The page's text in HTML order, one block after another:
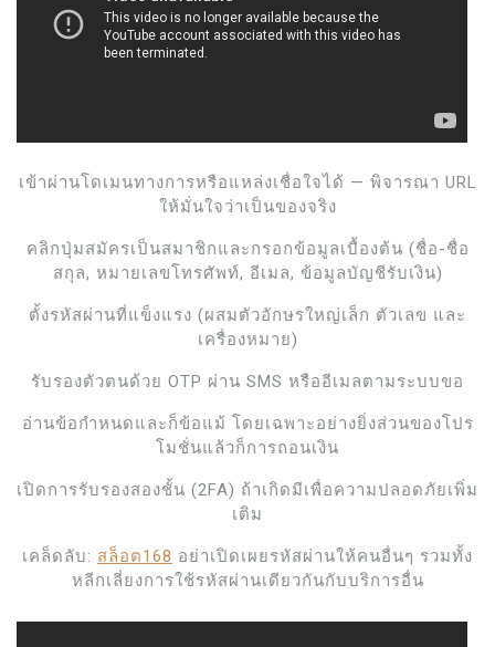
เข้าผ่านโดเมนทางการหรือแหล่งเชื่อใจได้ — พิจารณา URL
ให้มั่นใจว่าเป็นของจริง
คลิกปุ่มสมัครเป็นสมาชิกและกรอกข้อมูลเบื้องต้น (ชื่อ-ชื่อ
สกุล, หมายเลขโทรศัพท์, อีเมล, ข้อมูลบัญชีรับเงิน)
ตั้งรหัสผ่านที่แข็งแรง (ผสมตัวอักษรใหญ่เล็ก ตัวเลข และ
เครื่องหมาย)
รับรองตัวตนด้วย OTP ผ่าน SMS หรืออีเมลตามระบบขอ
อ่านข้อกำหนดและก็ข้อแม้ โดยเฉพาะอย่างยิ่งส่วนของโปร
โมชั่นแล้วก็การถอนเงิน
เปิดการรับรองสองชั้น (2FA) ถ้าเกิดมีเพื่อความปลอดภัยเพิ่ม
เติม
เคล็ดลับ: สล็อต168 อย่าเปิดเผยรหัสผ่านให้คนอื่นๆ รวมทั้ง
หลีกเลี่ยงการใช้รหัสผ่านเดียวกันกับบริการอื่น